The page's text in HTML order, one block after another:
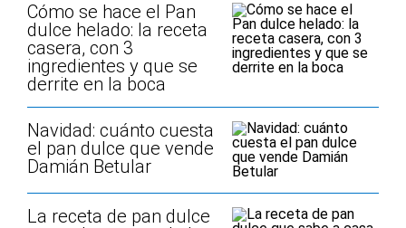
Cómo se hace el Pan
dulce helado: la receta
casera, con 3
ingredientes y que se
derrite en la boca
Navidad: cuánto cuesta
el pan dulce que vende
Damián Betular
La receta de pan dulce